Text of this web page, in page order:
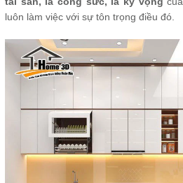
luôn làm việc với sự tôn trọng điều đó.